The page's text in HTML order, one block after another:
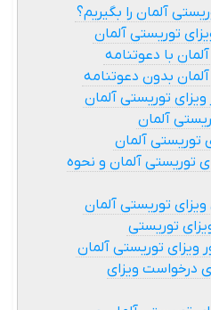
آلمان را بگیریم؟
توریستی آلمان
با دعوتنامه
بدون دعوتنامه
ویزای توریستی آلمان
آلمان
توریستی آلمان
توریستی آلمان و نحوه
توریستی آلمان
توریستی
توریستی آلمان
درخواست ویزای